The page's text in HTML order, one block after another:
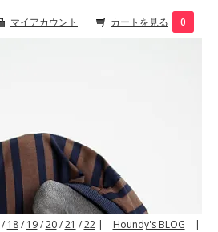
マイアカウント カートを見る 0
/ 18/ 19/20/21 /22| Houndy's BLOG |